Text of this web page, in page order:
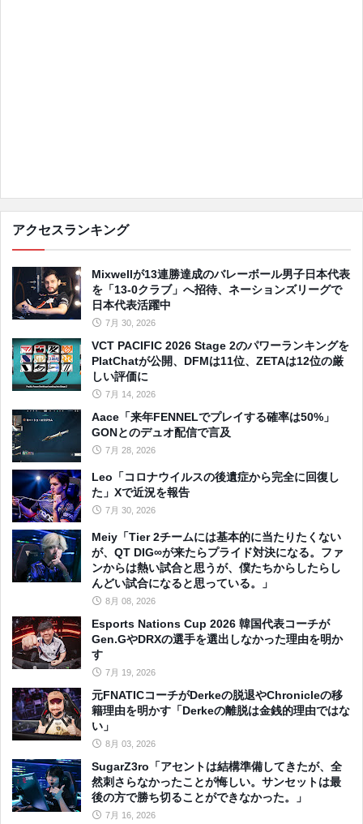
アクセスランキング
Mixwellが13連勝達成のバレーボール男子日本代表
を「13-0クラブ」へ招待、ネーションズリーグで
日本代表活躍中
7月 30, 2026
VCT PACIFIC 2026 Stage 2のパワーランキングを
PlatChatが公開、DFMは11位、ZETAは12位の厳
しい評価に
7月 14, 2026
Aace「来年FENNELでプレイする確率は50%」
GONとのデュオ配信で言及
7月 28, 2026
Leo「コロナウイルスの後遺症から完全に回復し
た」Xで近況を報告
7月 30, 2026
Meiy「Tier 2チームには基本的に当たりたくない
が、QT DIG∞が来たらプライド対決になる。ファ
ンからは熱い試合と思うが、僕たちからしたらし
んどい試合になると思っている。」
8月 08, 2026
Esports Nations Cup 2026 韓国代表コーチが
Gen.GやDRXの選手を選出しなかった理由を明か
す
7月 19, 2026
元FNATICコーチがDerkeの脱退やChronicleの移
籍理由を明かす「Derkeの離脱は金銭的理由ではな
い」
8月 03, 2026
SugarZ3ro「アセントは結構準備してきたが、全
然刺さらなかったことが悔しい。サンセットは最
後の方で勝ち切ることができなかった。」
7月 16, 2026